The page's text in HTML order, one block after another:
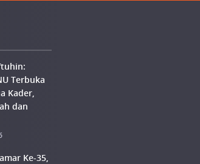
Terbuka
Kader,
dan
Ke-35,